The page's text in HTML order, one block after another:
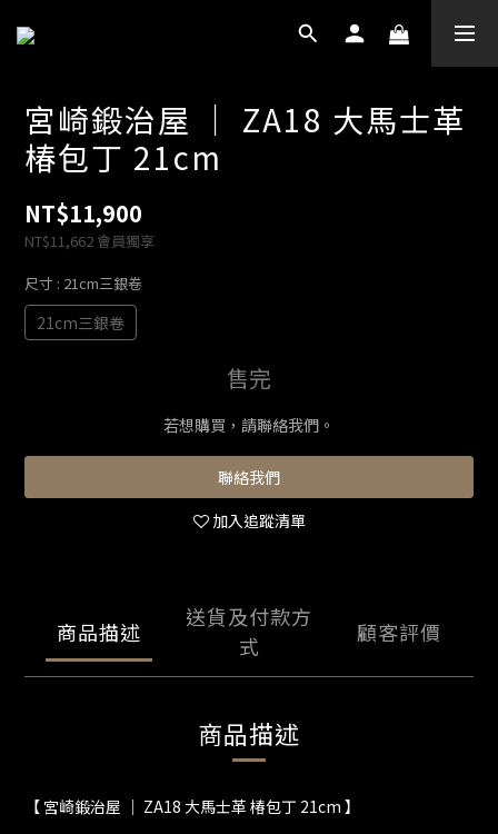
宮崎鍛治屋 ｜ ZA18 大馬士革
椿包丁 21cm
NT$11,900
NT$11,662 會員獨享
尺寸 : 21cm三銀卷
21cm三銀卷
售完
若想購買，請聯絡我們。
聯絡我們
加入追蹤清單
商品描述
送貨及付款方
式
顧客評價
商品描述
【 宮崎鍛治屋 ｜ ZA18 大馬士革 椿包丁 21cm 】